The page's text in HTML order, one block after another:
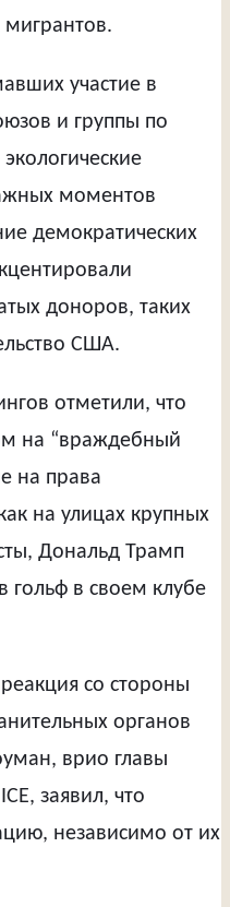
участие в
и группы по
моментов
демократических
доноров, таких
США.
отметили, что
на “враждебный
на права
на улицах крупных
Дональд Трамп
гольф в своем клубе
со стороны
органов
врио главы
заявил, что
независимо от их